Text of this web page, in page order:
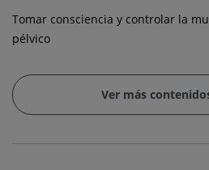
Tomar consciencia y controlar la
pélvico
Ver más